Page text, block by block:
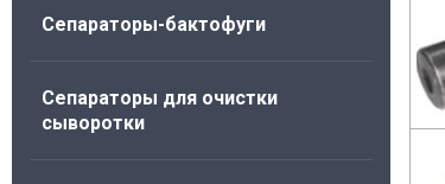
Сепараторы-бактофуги
Сепараторы для очистки
сыворотки